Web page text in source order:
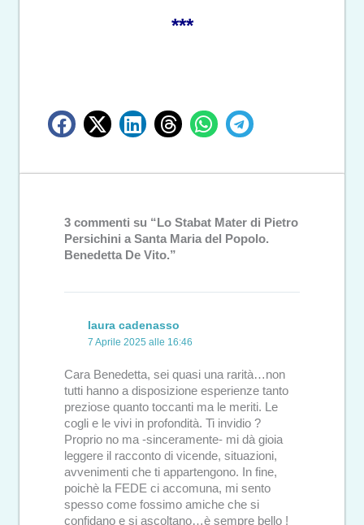
***
3 commenti su “Lo Stabat Mater di Pietro
Persichini a Santa Maria del Popolo.
Benedetta De Vito.”
laura cadenasso
7 Aprile 2025 alle 16:46
Cara Benedetta, sei quasi una rarità…non
tutti hanno a disposizione esperienze tanto
preziose quanto toccanti ma le meriti. Le
cogli e le vivi in profondità. Ti invidio ?
Proprio no ma -sinceramente- mi dà gioia
leggere il racconto di vicende, situazioni,
avvenimenti che ti appartengono. In fine,
poichè la FEDE ci accomuna, mi sento
spesso come fossimo amiche che si
confidano e si ascoltano…è sempre bello !